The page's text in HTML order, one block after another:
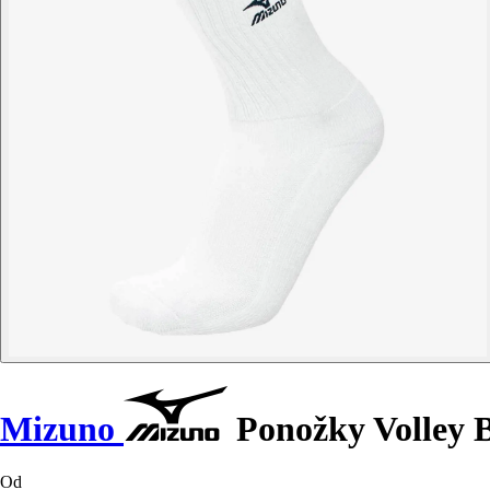
Mizuno Ponožky Volley
Od